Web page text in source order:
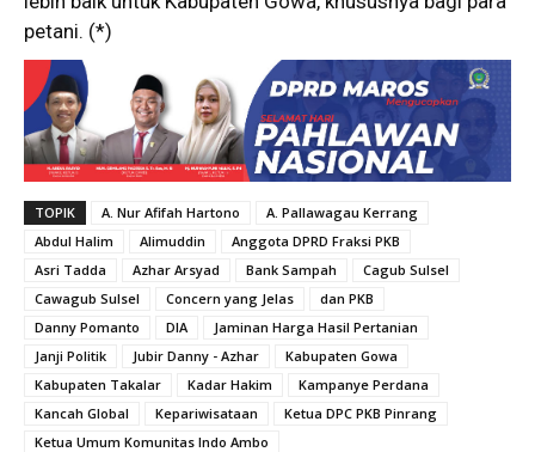
petani. (*)
TOPIK A. Nur Afifah Hartono
A. Pallawagau Kerrang
Abdul Halim
Alimuddin
Anggota DPRD Fraksi PKB
Asri Tadda
Azhar Arsyad Bank Sampah
Cagub Sulsel
Cawagub Sulsel
Concern yang Jelas
dan PKB
Danny Pomanto
DIA
Jaminan Harga Hasil Pertanian
Janji Politik
Jubir Danny - Azhar
Kabupaten Gowa
Kabupaten Takalar
Kadar Hakim
Kampanye Perdana
Kancah Global
Kepariwisataan
Ketua DPC PKB Pinrang
Ketua Umum Komunitas Indo Ambo